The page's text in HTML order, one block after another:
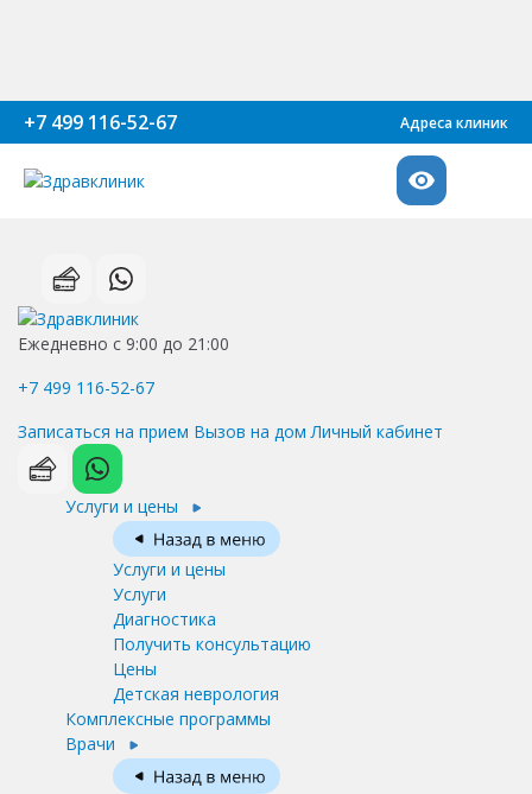
+7 499 116-52-67 Адреса клиник
Ежедневно с 9:00 до 21:00
+7 499 116-52-67
Записаться на прием Вызов на дом Личный кабинет
Услуги и цены
Услуги и цены
Услуги
Диагностика
Получить консультацию
Цены
Детская неврология
Комплексные программы
Врачи